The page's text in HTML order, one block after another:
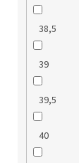
38,5
39
39,5
40